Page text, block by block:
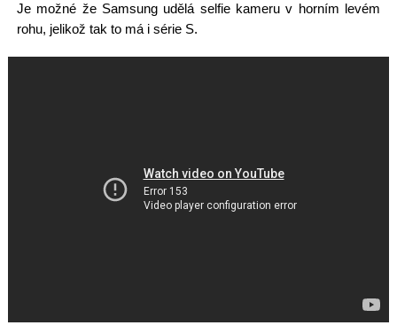
Je možné že Samsung udělá selfie kameru v horním levém
rohu, jelikož tak to má i série S.